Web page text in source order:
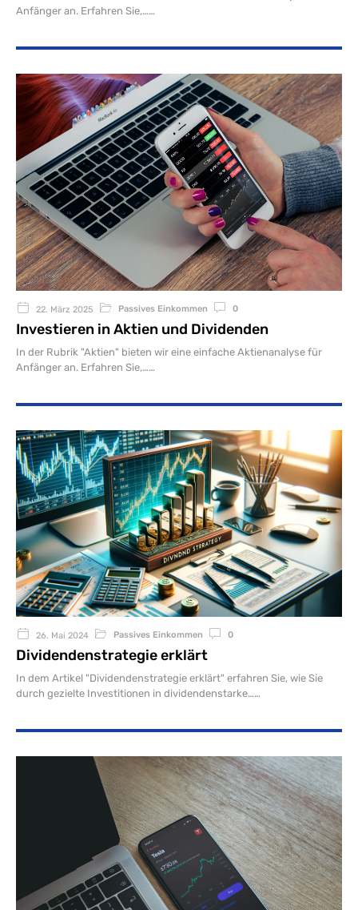
Anfänger an. Erfahren Sie,…
22. März 2025 Passives Einkommen 0
Investieren in Aktien und Dividenden
In der Rubrik "Aktien" bieten wir eine einfache Aktienanalyse für
Anfänger an. Erfahren Sie,…
26. Mai 2024 Passives Einkommen 0
Dividendenstrategie erklärt
In dem Artikel "Dividendenstrategie erklärt" erfahren Sie, wie Sie
durch gezielte Investitionen in dividendenstarke…